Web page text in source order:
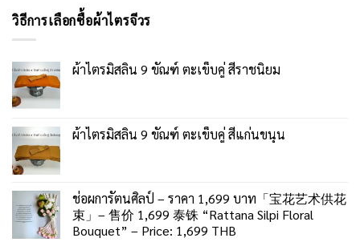
วิธีการเลือกซื้อผ้าไตรจีวร
ผ้าไตรมิสลิน 9 ขัณฑ์ ตะเข็บคู่ สีราชนิยม
ผ้าไตรมิสลิน 9 ขัณฑ์ ตะเข็บคู่ สีแก่นขนุน
ช่อผการัตนศิลป์ – ราคา 1,699 บาท「宝花艺术供花
束」– 售价 1,699 泰铢 “Rattana Silpi Floral
Bouquet” – Price: 1,699 THB